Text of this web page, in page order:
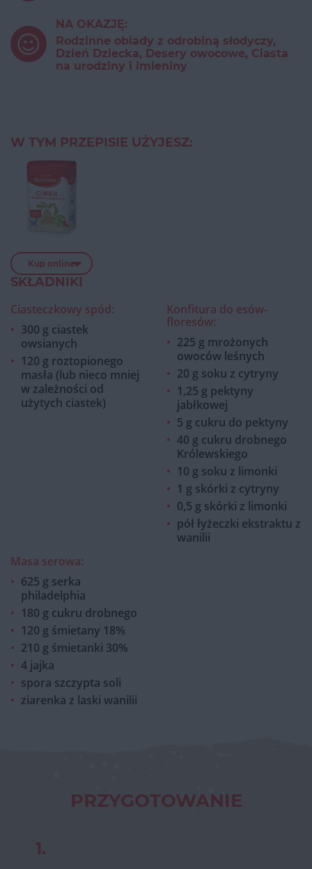
NA OKAZJĘ:
Rodzinne obiady z odrobiną słodyczy,
Dzień Dziecka, Desery owocowe, Ciasta
na urodziny i imieniny
W TYM PRZEPISIE UŻYJESZ:
Kup online
SKŁADNIKI
Ciasteczkowy spód:
300 g ciastek
owsianych
120 g roztopionego
masła (lub nieco mniej
w zależności od
użytych ciastek)
Konfitura do esów-
floresów:
225 g mrożonych
owoców leśnych
20 g soku z cytryny
1,25 g pektyny
jabłkowej
5 g cukru do pektyny
40 g cukru drobnego
Królewskiego
10 g soku z limonki
1 g skórki z cytryny
0,5 g skórki z limonki
pół łyżeczki ekstraktu z
wanilii
Masa serowa:
625 g serka
philadelphia
180 g cukru drobnego
120 g śmietany 18%
210 g śmietanki 30%
4 jajka
spora szczypta soli
ziarenka z laski wanilii
PRZYGOTOWANIE
1.